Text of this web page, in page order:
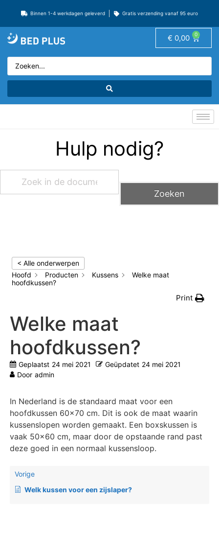
Binnen 1-4 werkdagen geleverd Gratis verzending vanaf 95 euro
€ 0,00 0
Hulp nodig?
Zoeken
< Alle onderwerpen
Hoofd
Producten Kussens
Welke maat
hoofdkussen?
Print
Welke maat
hoofdkussen?
Geplaatst 24 mei 2021 Geüpdatet 24 mei 2021
Door admin
In Nederland is de standaard maat voor een
hoofdkussen 60×70 cm. Dit is ook de maat waarin
kussenslopen worden gemaakt. Een boxskussen is
vaak 50×60 cm, maar door de opstaande rand past
deze goed in een normaal kussensloop.
Vorige
Welk kussen voor een zijslaper?